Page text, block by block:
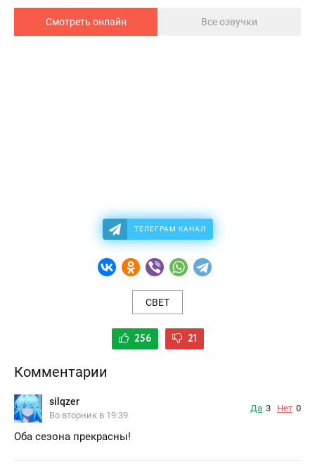
Смотреть онлайн Все озвучки
ТЕЛЕГРАМ КАНАЛ
СВЕТ
256 21
Комментарии
silqzer
Во вторник в 19:39
Да 3 Нет 0
Оба сезона прекрасны!